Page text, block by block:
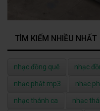
TÌM KIẾM NHIỀU NHẤT
nhạc đồng quê nhạc
nhạc phật mp3 nhạc
nhạc thánh ca nhạc